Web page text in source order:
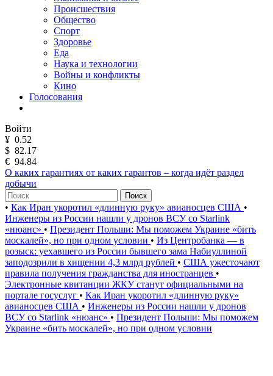
Происшествия
Общество
Спорт
Здоровье
Еда
Наука и технологии
Войны и конфликты
Кино
Голосования
Войти
¥ 0.52
$ 82.17
€ 94.84
О каких гарантиях от каких гарантов – когда идёт раздел
добычи
Поиск
• Как Иран укоротил «длинную руку» авианосцев США •
Инженеры из России нашли у дронов ВСУ со Starlink
«нюанс» • Президент Польши: Мы поможем Украине «бить
москалей», но при одном условии • Из Центробанка — в
розыск: уехавшего из России бывшего зама Набиуллиной
заподозрили в хищении 4,3 млрд рублей • США ужесточают
правила получения гражданства для иностранцев •
Электронные квитанции ЖКУ станут официальными на
портале госуслуг • Как Иран укоротил «длинную руку»
авианосцев США • Инженеры из России нашли у дронов
ВСУ со Starlink «нюанс» • Президент Польши: Мы поможем
Украине «бить москалей», но при одном условии